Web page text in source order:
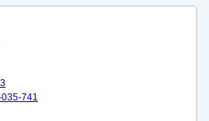
741